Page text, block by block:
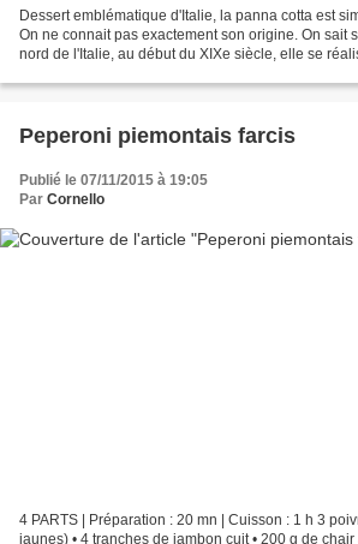
Dessert emblématique d'Italie, la panna cotta est
On ne connait pas exactement son origine. On sait
nord de l'Italie, au début du XIXe siècle, elle se
Peperoni piemontais farcis
Publié le 07/11/2015 à 19:05
Par Cornello
4 PARTS | Préparation : 20 mn | Cuisson : 1 h 3
jaunes) • 4 tranches de jambon cuit • 200 g de